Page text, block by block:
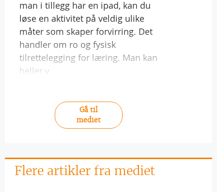
man i tillegg har en ipad, kan du
løse en aktivitet på veldig ulike
måter som skaper forvirring. Det
handler om ro og fysisk
tilrettelegging for læring. Man kan
heller v
Gå til
mediet
Flere artikler fra mediet